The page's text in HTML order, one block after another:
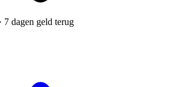
7 dagen geld terug